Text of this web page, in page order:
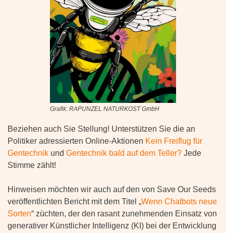
Grafik: RAPUNZEL NATURKOST GmbH
Beziehen auch Sie Stellung! Unterstützen Sie die an
Politiker adressierten Online-Aktionen Kein Freiflug für
Gentechnik und Gentechnik bald auf dem Teller? Jede
Stimme zählt!
Hinweisen möchten wir auch auf den von Save Our Seeds
veröffentlichten Bericht mit dem Titel „Wenn Chatbots neue
Sorten“ züchten, der den rasant zunehmenden Einsatz von
generativer Künstlicher Intelligenz (KI) bei der Entwicklung